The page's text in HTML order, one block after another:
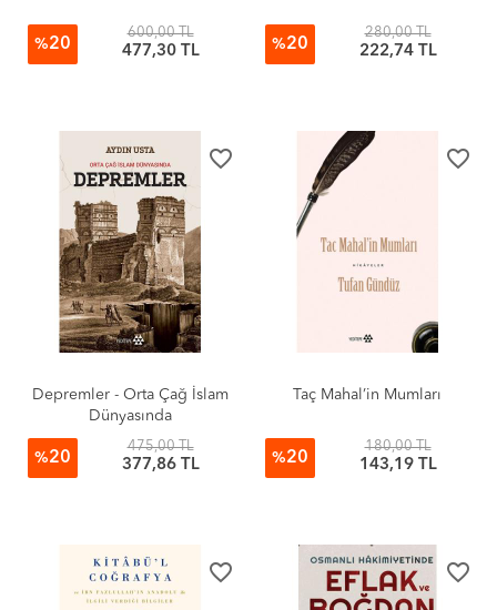
%20
600,00 TL
477,30 TL %20
280,00 TL
222,74 TL
favorite_border
Depremler - Orta Çağ İslam
Dünyasında
%20
475,00 TL
377,86 TL
favorite_border
Taç Mahal’in Mumları
%20
180,00 TL
143,19 TL
favorite_border favorite_border